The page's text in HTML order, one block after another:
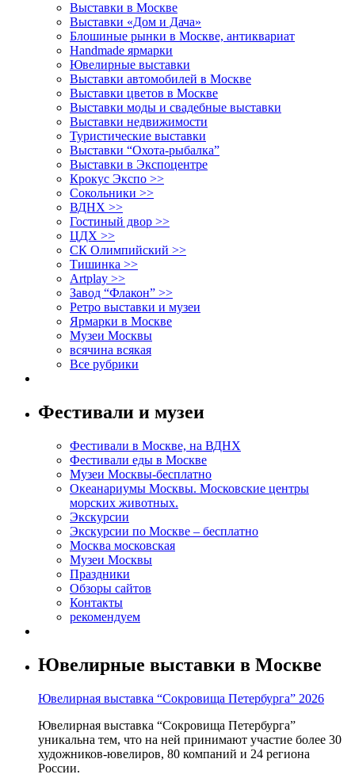
Выставки в Москве
Выставки «Дом и Дача»
Блошиные рынки в Москве, антиквариат
Handmade ярмарки
Ювелирные выставки
Выставки автомобилей в Москве
Выставки цветов в Москве
Выставки моды и свадебные выставки
Выставки недвижимости
Туристические выставки
Выставки “Охота-рыбалка”
Выставки в Экспоцентре
Крокус Экспо >>
Сокольники >>
ВДНХ >>
Гостиный двор >>
ЦДХ >>
СК Олимпийский >>
Тишинка >>
Artplay >>
Завод “Флакон” >>
Ретро выставки и музеи
Ярмарки в Москве
Музеи Москвы
всячина всякая
Все рубрики
Фестивали и музеи
Фестивали в Москве, на ВДНХ
Фестивали еды в Москве
Музеи Москвы-бесплатно
Океанариумы Москвы. Московские центры
морских животных.
Экскурсии
Экскурсии по Москве – бесплатно
Москва московская
Музеи Москвы
Праздники
Обзоры сайтов
Контакты
рекомендуем
Ювелирные выставки в Москве
Ювелирная выставка “Сокровища Петербурга” 2026
Ювелирная выставка “Сокровища Петербурга”
уникальна тем, что на ней принимают участие более 30
художников-ювелиров, 80 компаний и 24 региона
России.